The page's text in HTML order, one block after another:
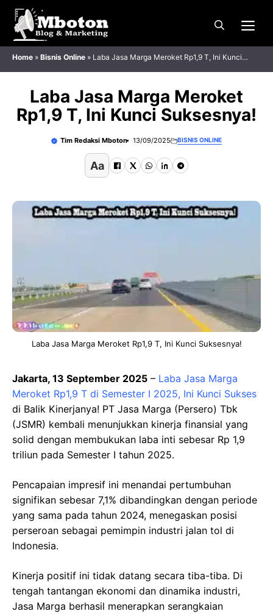
Langsung
Home » Bisnis Online » Laba Jasa Marga Meroket Rp1,9 T, Ini Kunci
Suksesnya!
Laba Jasa Marga Meroket
Rp1,9 T, Ini Kunci Suksesnya!
Tim Redaksi Mboton 13/09/2025 BISNIS ONLINE
Aa
Laba Jasa Marga Meroket Rp1,9 T, Ini Kunci Suksesnya!
Jakarta, 13 September 2025 – Laba Jasa Marga
Meroket Rp1,9 T di Semester I 2025, Ini Kunci Sukses
di Balik Kinerjanya! PT Jasa Marga (Persero) Tbk
(JSMR) kembali menunjukkan kinerja finansial yang
solid dengan membukukan laba inti sebesar Rp 1,9
triliun pada Semester I tahun 2025.
Pencapaian impresif ini menandai pertumbuhan
signifikan sebesar 7,1% dibandingkan dengan periode
yang sama pada tahun 2024, menegaskan posisi
perseroan sebagai pemimpin industri jalan tol di
Indonesia.
Kinerja positif ini tidak datang secara tiba-tiba. Di
tengah tantangan ekonomi dan dinamika industri,
Jasa Marga berhasil menerapkan serangkaian